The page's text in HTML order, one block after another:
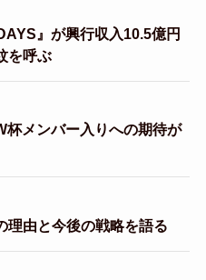
』が興行収入10.5億円
を呼ぶ
杯メンバー入りへの期待が
理由と今後の戦略を語る